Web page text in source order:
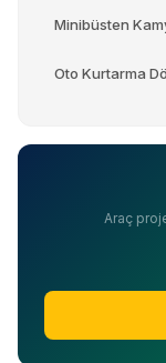
Minibüsten
Oto Kurtarma
Araç